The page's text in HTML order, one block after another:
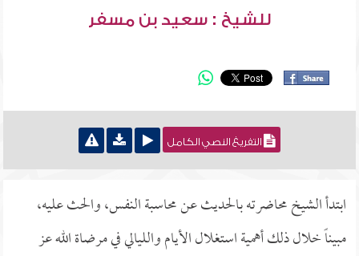
للشيخ : سعيد بن مسفر
التفريغ النصي الكامل
ابتدأ الشيخ محاضرته بالحديث عن محاسبة النفس، والحث عليه،
مبيناً خلال ذلك أهمية استغلال الأيام والليالي في مرضاة الله عز